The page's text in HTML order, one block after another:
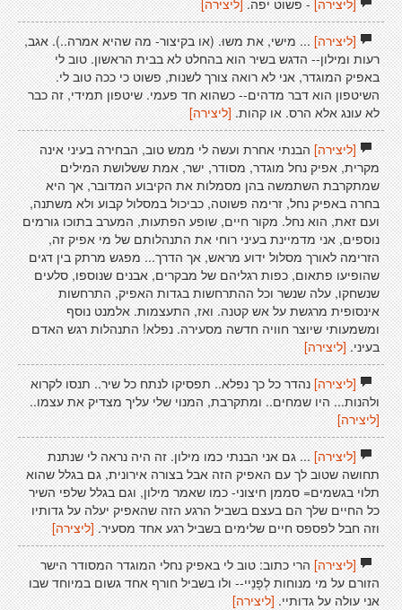
[ליצירה]- פשוט יפה. [ליצירה]
[ליצירה]... מישי, את משוּ. (או בקיצור- מה שהיא אמרה..). אגב,
רעות ומילון-- הדגש בשיר הוא בהחלט לא בבית הראשון. טוב לי
באפיק המוגדר, אני לא רואה צורך לשנות, פשוט כי ככה טוב לי.
השיטפון הוא דבר מדהים-- כשהוא חד פעמי. שיטפון תמידי, זה כבר
לא עונג אלא הרס. או קהות. [ליצירה]
[ליצירה]הבנתי אחרת ועשה לי ממש טוב, הבחירה בעיני אינה
מקרית, אפיק נחל מוגדר, מסודר, ישר, אמת ששלושת המילים
שמתקרבת השתמשה בהן מסמלות את הקיבוע המדובר, אך היא
בחרה באפיק נחל, זרימה פשוטה, כביכול במסלול קבוע ולא משתנה,
ועם זאת, הוא נחל. מקור חיים, שופע הפתעות, המערב בתוכו גורמים
נוספים, אני מדמיינת בעיני רוחי את התנהלותם של מי אפיק זה,
הזרימה לאורך מסלול ידוע מראש, אך הדרך... מפגש מרתק בין דגים
שהופיעו פתאום, כפות רגליהם של מבקרים, אבנים שנוספו, סלעים
שנשחקו, עלה שנשר וכל ההתרחשות בגדות האפיק, התרחשות
אינסופית מרגשת על אש קטנה. ואז, התעצמות. אלמנט נוסף
ומשמעותי שיוצר חוויה חדשה מסעירה. נפלא! התנהלות רגש האדם
בעיני.[ליצירה]
[ליצירה]נהדר כל כך נפלא.. תפסיקו לנתח כל שיר.. תנסו לקרוא
ולהנות... היו שמחים.. ומתקרבת, המנוי שלי עליך מצדיק את עצמו..
[ליצירה]
[ליצירה]... גם אני הבנתי כמו מילון. זה היה נראה לי שנתנת
תחושה שטוב לך עם האפיק הזה אבל בצורה אירונית, גם בגלל שהוא
תלוי בגשמים= סממן חיצוני- כמו שאמר מילון, וגם בגלל שלפי השיר
כל החיים שלך הם בעצם בשביל הרגע הזה שהאפיק יעלה על גדותיו
וזה חבל לפספס חיים שלימים בשביל רגע אחד מסעיר. [ליצירה]
[ליצירה]הרי כתוב: טוב לי באפיק נחלי המוגדר המסודר הישר
הזורם על מי מנוחות לְפָנַיי-- ולו בשביל חורף אחד גשום במיוחד שבו
אני עולה על גדותיי. [ליצירה]